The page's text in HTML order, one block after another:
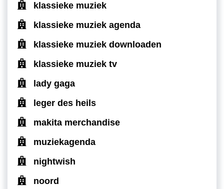
klassieke muziek
klassieke muziek agenda
klassieke muziek downloaden
klassieke muziek tv
lady gaga
leger des heils
makita merchandise
muziekagenda
nightwish
noord